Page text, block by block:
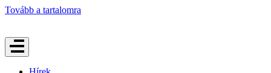
Tovább a tartalomra